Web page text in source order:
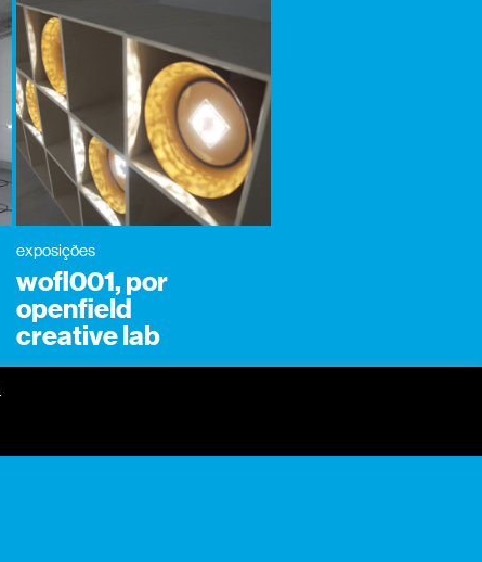
exposições
wofl001, por
openfield
creative lab